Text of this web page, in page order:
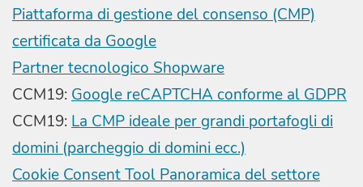
Piattaforma di gestione del consenso (CMP)
certificata da Google
Partner tecnologico Shopware
CCM19: Google reCAPTCHA conforme al GDPR
CCM19: La CMP ideale per grandi portafogli di
domini (parcheggio di domini ecc.)
Cookie Consent Tool Panoramica del settore